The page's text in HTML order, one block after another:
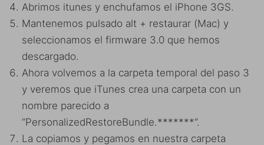
Abrimos itunes y enchufamos el iPhone 3GS.
Mantenemos pulsado alt + restaurar (Mac) y
seleccionamos el firmware 3.0 que hemos
descargado.
Ahora volvemos a la carpeta temporal del paso 3
y veremos que iTunes crea una carpeta con un
nombre parecido a
“PersonalizedRestoreBundle.*******”.
La copiamos y pegamos en nuestra carpeta